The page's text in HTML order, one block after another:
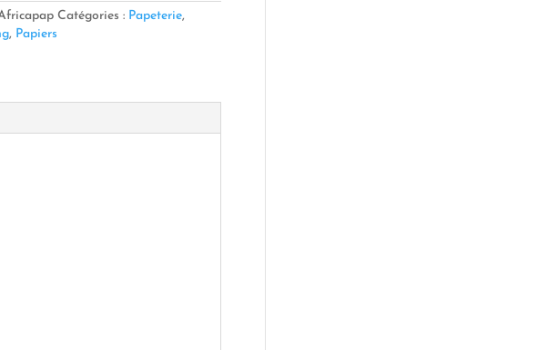
Catégories : Papeterie,
, Papiers